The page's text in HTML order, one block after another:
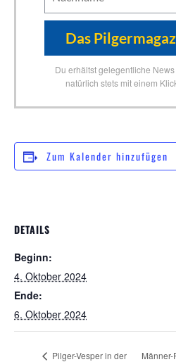
Du erhältst gelegentliche
natürlich stets mit einem
Zum Kalender hinzufügen
DETAILS
Beginn:
4. Oktober 2024
Ende:
6. Oktober 2024
Pilger-Vesper in der